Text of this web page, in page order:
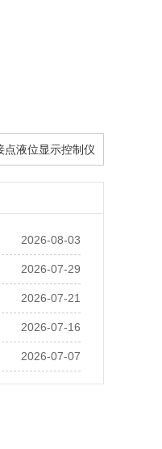
点液位显示控制仪
2026-08-03
2026-07-29
2026-07-21
2026-07-16
2026-07-07